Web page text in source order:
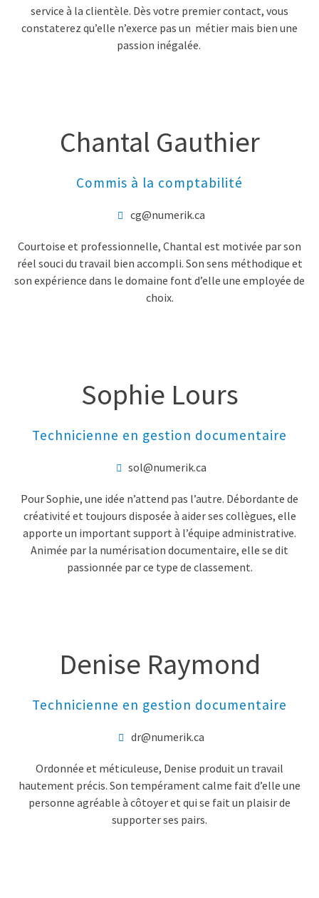
service à la clientèle. Dès votre premier contact, vous
constaterez qu’elle n’exerce pas un métier mais bien une
passion inégalée.
Chantal Gauthier
Commis à la comptabilité
cg@numerik.ca
Courtoise et professionnelle, Chantal est motivée par son
réel souci du travail bien accompli. Son sens méthodique et
son expérience dans le domaine font d’elle une employée de
choix.
Sophie Lours
Technicienne en gestion documentaire
sol@numerik.ca
Pour Sophie, une idée n’attend pas l’autre. Débordante de
créativité et toujours disposée à aider ses collègues, elle
apporte un important support à l’équipe administrative.
Animée par la numérisation documentaire, elle se dit
passionnée par ce type de classement.
Denise Raymond
Technicienne en gestion documentaire
dr@numerik.ca
Ordonnée et méticuleuse, Denise produit un travail
hautement précis. Son tempérament calme fait d’elle une
personne agréable à côtoyer et qui se fait un plaisir de
supporter ses pairs.